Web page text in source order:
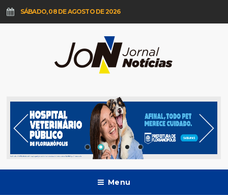
SÁBADO, 08 DE AGOSTO DE 2026
Menu